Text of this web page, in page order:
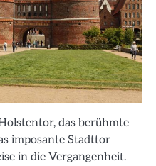
das berühmte
imposante Stadttor
in die Vergangenheit.